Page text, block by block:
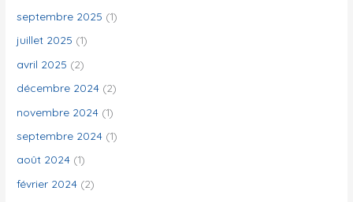
:
septembre 2025 (1)
juillet 2025 (1)
avril 2025 (2)
décembre 2024 (2)
novembre 2024 (1)
septembre 2024 (1)
août 2024 (1)
février 2024 (2)